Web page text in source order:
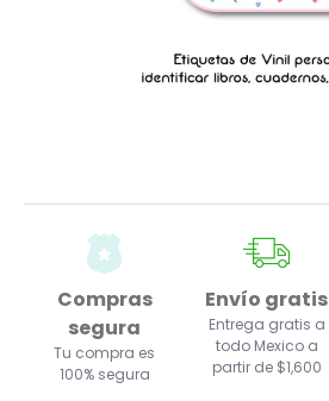
Compras
segura
Tu compra es
100% segura
Envío gratis
Entrega gratis a
todo Mexico a
partir de $1,600